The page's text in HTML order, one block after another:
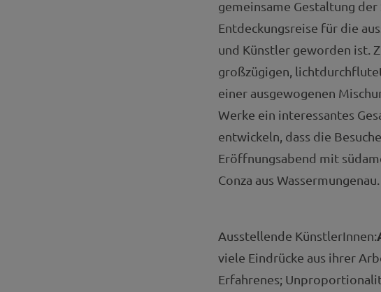
gemeinsame Gestaltung der
Entdeckungsreise für die
und Künstler geworden ist.
großzügigen,
einer ausgewogenen
Werke ein interessantes
entwickeln, dass die
Eröffnungsabend mit
Conza aus Wassermungenau.
Ausstellende KünstlerInnen:
viele Eindrücke aus ihrer
Erfahrenes;